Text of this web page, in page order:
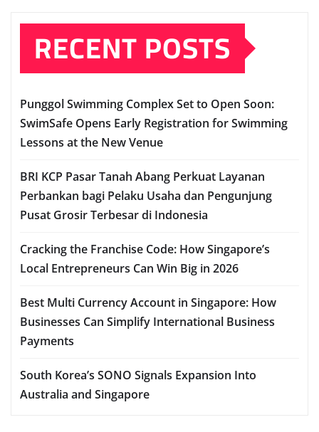
RECENT POSTS
Punggol Swimming Complex Set to Open Soon:
SwimSafe Opens Early Registration for Swimming
Lessons at the New Venue
BRI KCP Pasar Tanah Abang Perkuat Layanan
Perbankan bagi Pelaku Usaha dan Pengunjung
Pusat Grosir Terbesar di Indonesia
Cracking the Franchise Code: How Singapore’s
Local Entrepreneurs Can Win Big in 2026
Best Multi Currency Account in Singapore: How
Businesses Can Simplify International Business
Payments
South Korea’s SONO Signals Expansion Into
Australia and Singapore